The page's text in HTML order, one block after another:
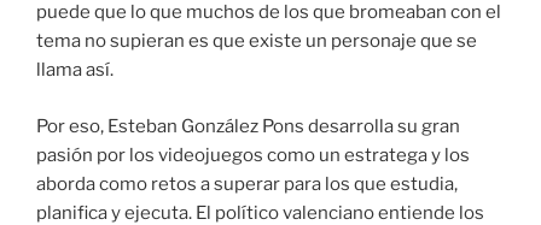
puede que lo que muchos de los que bromeaban con el
tema no supieran es que existe un personaje que se
llama así.
Por eso, Esteban González Pons desarrolla su gran
pasión por los videojuegos como un estratega y los
aborda como retos a superar para los que estudia,
planifica y ejecuta. El político valenciano entiende los